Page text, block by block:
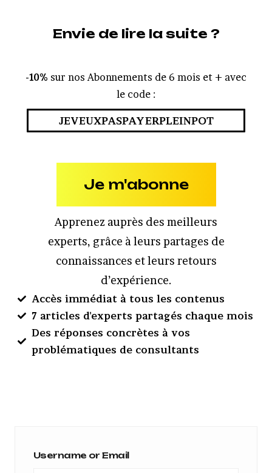
Envie de lire la suite ?
-10% sur nos Abonnements de 6 mois et + avec
le code :
JEVEUXPASPAYERPLEINPOT
Je m'abonne
Apprenez auprès des meilleurs
experts, grâce à leurs partages de
connaissances et leurs retours
d’expérience.
Accès immédiat à tous les contenus
7 articles d'experts partagés chaque mois
Des réponses concrètes à vos
problématiques de consultants
Username or Email